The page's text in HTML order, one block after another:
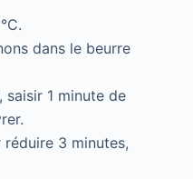
dans le beurre
saisir 1 minute de
3 minutes,